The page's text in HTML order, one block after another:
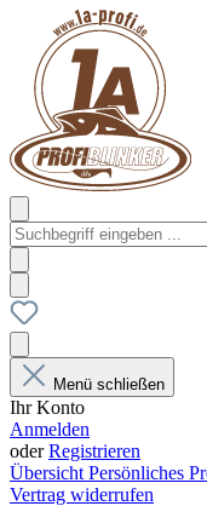
Menü schließen
Ihr Konto
Anmelden
oderRegistrieren
Übersicht Persönliches
Vertrag widerrufen